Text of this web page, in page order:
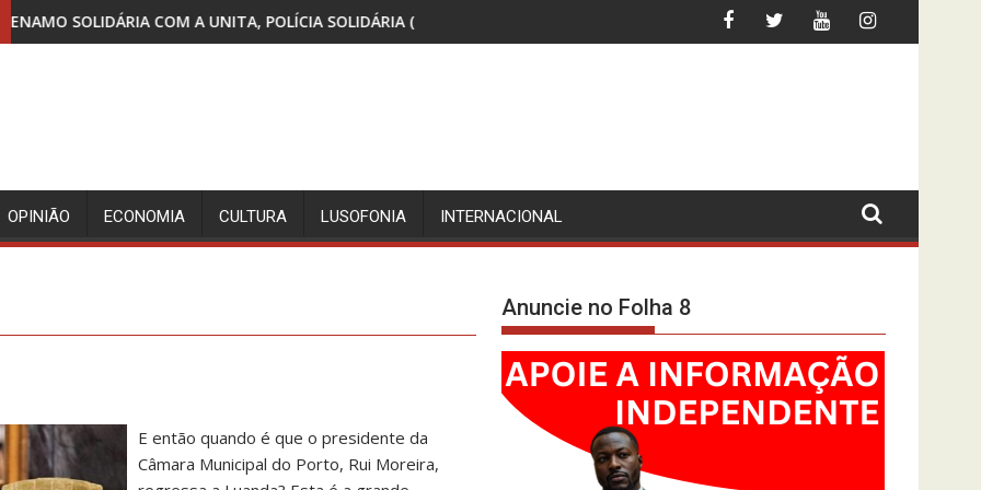
SOLIDÁRIA (E AO SERVIÇO) DO MPLA
CRIANÇAS AFRICANAS SÃO GENTE? MPLA PROCURA MAIS PETRÓLEO
OPINIÃO ECONOMIA CULTURA LUSOFONIA INTERNACIONAL
E então quando é que o presidente da
Câmara Municipal do Porto, Rui Moreira,
Anuncie no Folha 8